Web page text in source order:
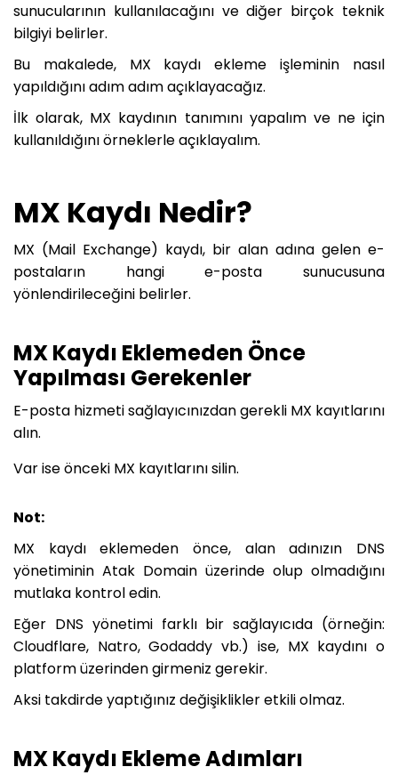
sunucularının kullanılacağını ve diğer birçok teknik
bilgiyi belirler.
Bu makalede, MX kaydı ekleme işleminin nasıl
yapıldığını adım adım açıklayacağız.
İlk olarak, MX kaydının tanımını yapalım ve ne için
kullanıldığını örneklerle açıklayalım.
MX Kaydı Nedir?
MX (Mail Exchange) kaydı, bir alan adına gelen e-
postaların hangi e-posta sunucusuna
yönlendirileceğini belirler.
MX Kaydı Eklemeden Önce
Yapılması Gerekenler
E-posta hizmeti sağlayıcınızdan gerekli MX kayıtlarını
alın.
Var ise önceki MX kayıtlarını silin.
Not:
MX kaydı eklemeden önce, alan adınızın DNS
yönetiminin Atak Domain üzerinde olup olmadığını
mutlaka kontrol edin.
Eğer DNS yönetimi farklı bir sağlayıcıda (örneğin:
Cloudflare, Natro, Godaddy vb.) ise, MX kaydını o
platform üzerinden girmeniz gerekir.
Aksi takdirde yaptığınız değişiklikler etkili olmaz.
MX Kaydı Ekleme Adımları